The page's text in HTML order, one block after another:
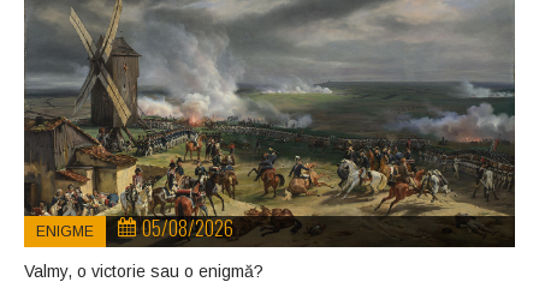
ENIGME 05/08/2026
Valmy, o victorie sau o enigmă?